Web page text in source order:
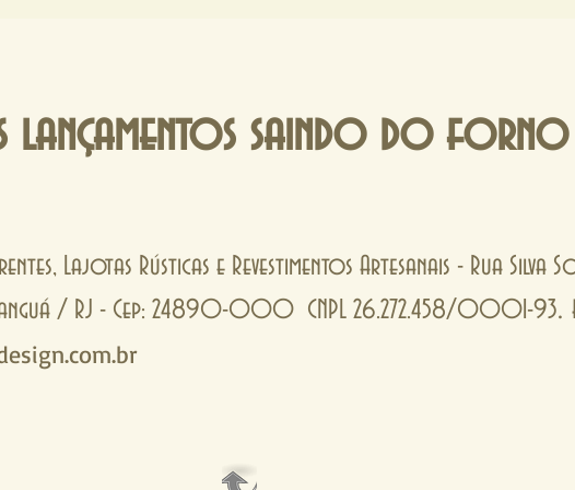
lançamentos saindo do
Lajotas Rústicas e Revestimentos Artesanais - Rua Silva
/ RJ - Cep: 24890-000 CNPL 26.272.458/0001-93.